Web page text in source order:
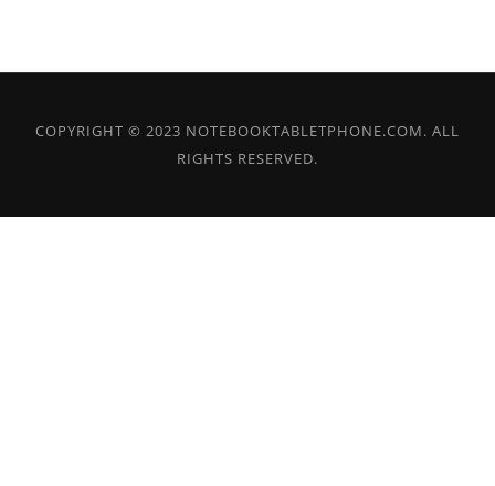
COPYRIGHT © 2023 NOTEBOOKTABLETPHONE.COM. ALL
RIGHTS RESERVED.